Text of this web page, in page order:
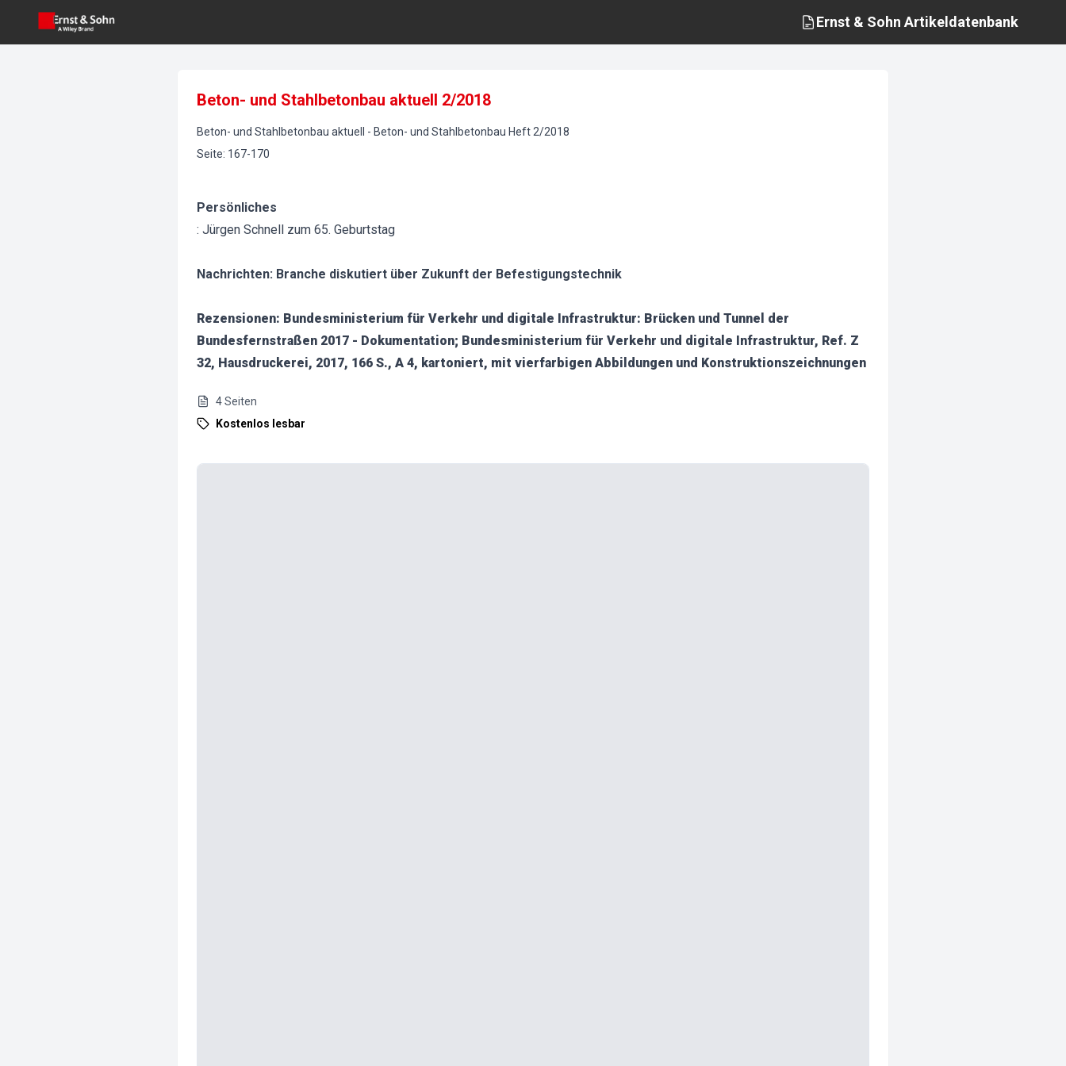
Ernst & Sohn Artikeldatenbank
Beton- und Stahlbetonbau aktuell 2/2018
Beton- und Stahlbetonbau aktuell - Beton- und Stahlbetonbau Heft 2/2018
Seite: 167-170
Persönliches
: Jürgen Schnell zum 65. Geburtstag
Nachrichten: Branche diskutiert über Zukunft der Befestigungstechnik
Rezensionen: Bundesministerium für Verkehr und digitale Infrastruktur: Brücken und Tunnel der
Bundesfernstraßen 2017 - Dokumentation; Bundesministerium für Verkehr und digitale Infrastruktur, Ref. Z
32, Hausdruckerei, 2017, 166 S., A 4, kartoniert, mit vierfarbigen Abbildungen und Konstruktionszeichnungen
4Seiten
Kostenlos lesbar